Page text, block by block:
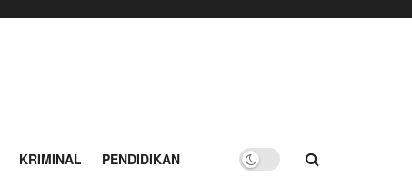
KRIMINAL PENDIDIKAN